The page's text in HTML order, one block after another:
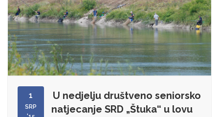
1
SRP
U nedjelju društveno seniorsko
natjecanje SRD „Štuka“ u lovu